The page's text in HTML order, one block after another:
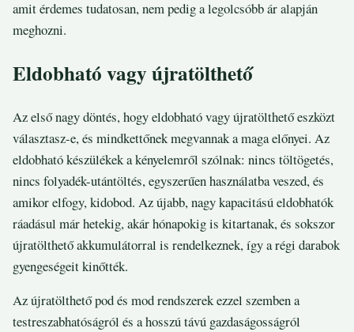
amit érdemes tudatosan, nem pedig a legolcsóbb ár alapján
meghozni.
Eldobható vagy újratölthető
Az első nagy döntés, hogy eldobható vagy újratölthető eszközt
választasz-e, és mindkettőnek megvannak a maga előnyei. Az
eldobható készülékek a kényelemről szólnak: nincs töltögetés,
nincs folyadék-utántöltés, egyszerűen használatba veszed, és
amikor elfogy, kidobod. Az újabb, nagy kapacitású eldobhatók
ráadásul már hetekig, akár hónapokig is kitartanak, és sokszor
újratölthető akkumulátorral is rendelkeznek, így a régi darabok
gyengeségeit kinőtték.
Az újratölthető pod és mod rendszerek ezzel szemben a
testreszabhatóságról és a hosszú távú gazdaságosságról